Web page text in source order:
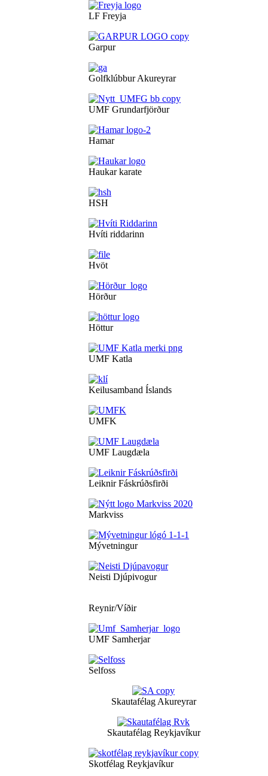
LF Freyja
Garpur
Golfklúbbur Akureyrar
UMF Grundarfjörður
Hamar
Haukar karate
HSH
Hvíti riddarinn
Hvöt
Hörður
Höttur
UMF Katla
Keilusamband Íslands
UMFK
UMF Laugdæla
Leiknir Fáskrúðsfirði
Markviss
Mývetningur
Neisti Djúpivogur
Reynir/Víðir
UMF Samherjar
Selfoss
Skautafélag Akureyrar
Skautafélag Reykjavíkur
Skotfélag Reykjavíkur